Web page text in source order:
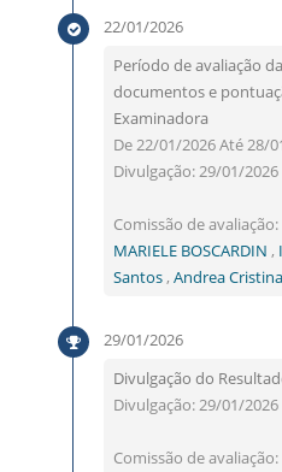
22/01/2026
Período de avaliação
documentos e
Examinadora
De 22/01/2026 Até 28/
Divulgação: 29/01/2026
Comissão de avaliação:
MARIELE BOSCARDIN ,
Santos, Andrea
29/01/2026
Divulgação do
Divulgação: 29/01/2026
Comissão de avaliação: